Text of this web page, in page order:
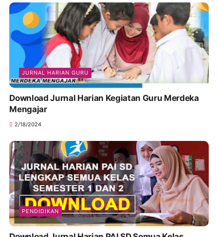
JURNAL HARIAN GURU
Download Jurnal Harian Kegiatan Guru Merdeka
Mengajar
2/18/2024
PENDIDIKAN